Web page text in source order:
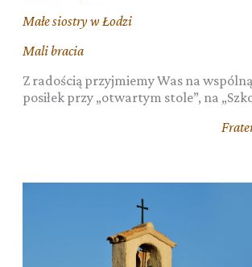
Małe siostry w Łodzi
Mali bracia
Z radością przyjmiemy Was na
posiłek przy „otwartym stole”, na